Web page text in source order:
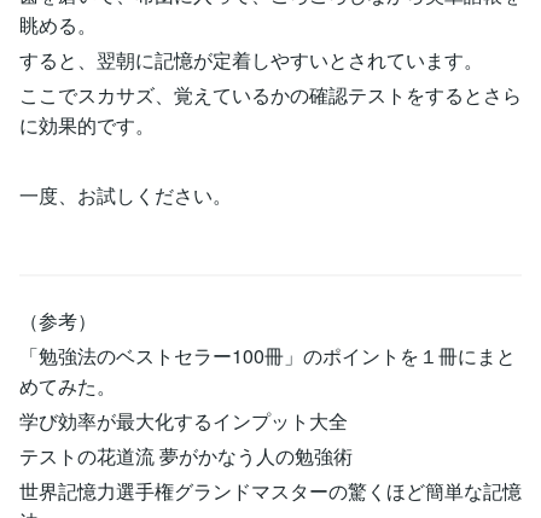
眺める。
すると、翌朝に記憶が定着しやすいとされています。
ここでスカサズ、覚えているかの確認テストをするとさら
に効果的です。
一度、お試しください。
（参考）
「勉強法のベストセラー100冊」のポイントを１冊にまと
めてみた。
学び効率が最大化するインプット大全
テストの花道流 夢がかなう人の勉強術
世界記憶力選手権グランドマスターの驚くほど簡単な記憶